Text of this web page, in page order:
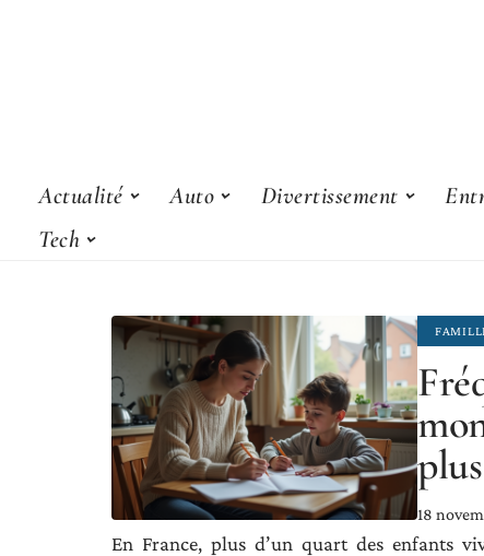
Actualité Auto Divertissement
Tech
18
En France, plus d’un quart des enfants